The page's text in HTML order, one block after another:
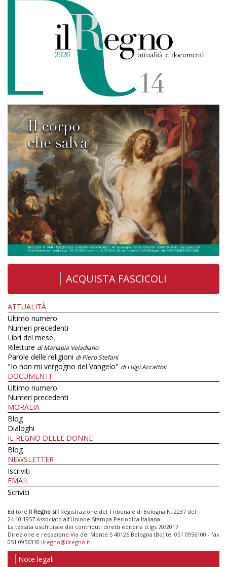
ACQUISTA FASCICOLI
ATTUALITÀ
Ultimo numero
Numeri precedenti
Libri del mese
Riletture di Mariapia Veladiano
Parole delle religioni di Piero Stefani
"Io non mi vergogno del Vangelo" di Luigi Accattoli
DOCUMENTI
Ultimo numero
Numeri precedenti
MORALIA
Blog
Dialoghi
IL REGNO DELLE DONNE
Blog
NEWSLETTER
Iscriviti
EMAIL
Scrivici
Editore Il Regno srl Registrazione del Tribunale di Bologna N. 2237 del
24.10.1957 Associato all’Unione Stampa Periodica Italiana
La testata usufruisce dei contributi diretti editoria d.lgs 70/2017
Direzione e redazione Via del Monte 5 40126 Bologna (Bo) tel 051 0956100 - fax
051 0956310 ilregno@ilregno.it
Note legali